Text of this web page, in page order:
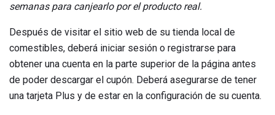
semanas para canjearlo por el producto real.
Después de visitar el sitio web de su tienda local de
comestibles, deberá iniciar sesión o registrarse para
obtener una cuenta en la parte superior de la página antes
de poder descargar el cupón. Deberá asegurarse de tener
una tarjeta Plus y de estar en la configuración de su cuenta.